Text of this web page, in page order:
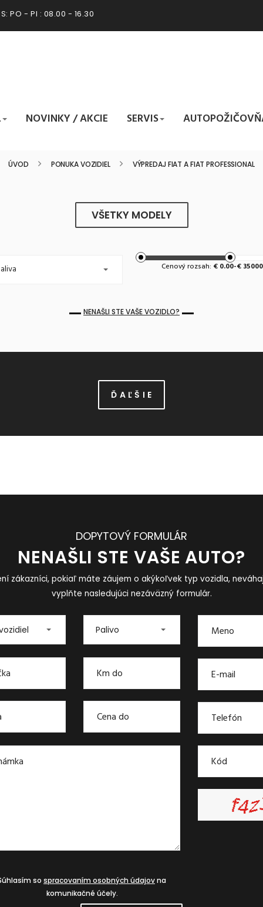
PO - PI : 08.00 - 16.30
NOVINKY / AKCIE SERVIS
- VÝPREDAJ FIAT A
ÚVOD PONUKA VOZIDIEL VÝPREDAJ FIAT A FIAT PROFESSIONAL
VŠETKY MODELY
Cenový rozsah: 0.00-
NENAŠLI STE VAŠE VOZIDLO?
Ď A Ľ Š I E
DOPYTOVÝ FORMULÁR
NENAŠLI STE VAŠE AUTO?
zákazníci, pokiaľ máte záujem o akýkoľvek typ vozidla,
vyplňte nasledujúci nezáväzný formulár.
Palivo
so spracovaním osobných údajovna
komunikačné účely.